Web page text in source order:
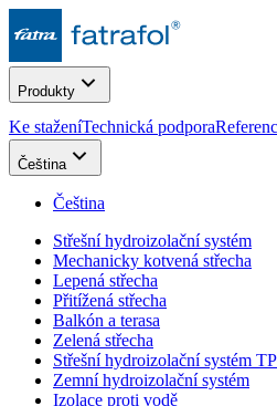
Produkty
Ke staženíTechnická podpora
Čeština
Čeština
Střešní hydroizolační systém
Mechanicky kotvená střecha
Lepená střecha
Přitížená střecha
Balkón a terasa
Zelená střecha
Střešní hydroizolační systém
Zemní hydroizolační systém
Izolace proti vodě